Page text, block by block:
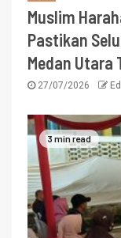
Muslim
Pastikan
Medan Utara
27/07/2026
3 min read